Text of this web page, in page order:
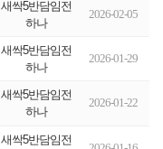
새싹5반담임전
하나
2026-02-05
새싹5반담임전
하나
2026-01-29
새싹5반담임전
하나
2026-01-22
새싹5반담임전